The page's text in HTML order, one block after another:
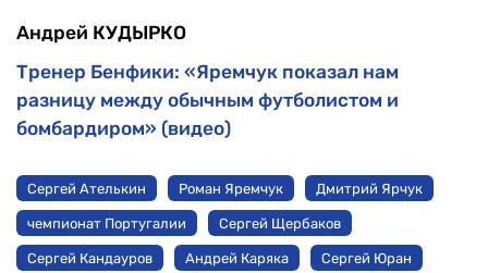
Андрей КУДЫРКО
Тренер Бенфики: «Яремчук показал нам
разницу между обычным футболистом и
бомбардиром» (видео)
Сергей Ателькин Роман Яремчук Дмитрий Ярчук
чемпионат Португалии Сергей Щербаков
Сергей Кандауров Андрей Каряка Сергей Юран